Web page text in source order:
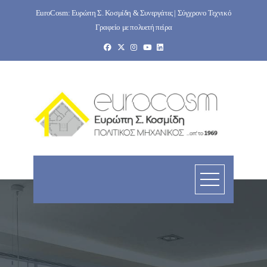
EuroCosm: Ευρώπη Σ. Κοσμίδη & Συνεργάτες | Σύγχρονο Τεχνικό
Γραφείο με πολυετή πείρα